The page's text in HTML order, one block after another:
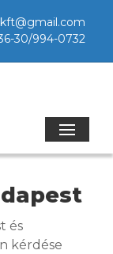
30/994-0732
és
kérdése